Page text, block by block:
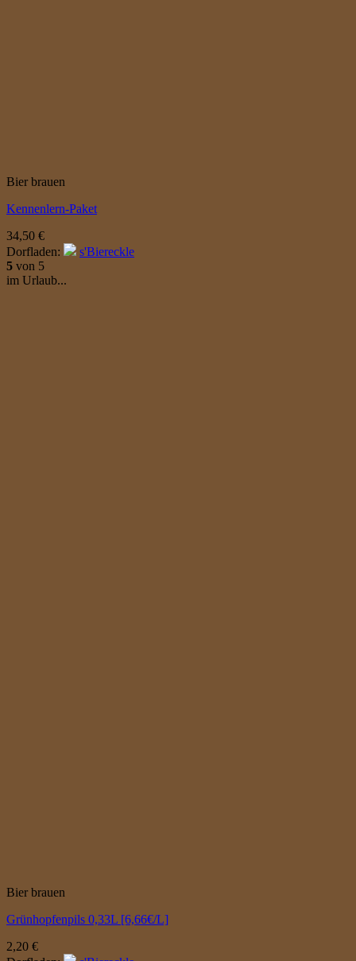
Bier brauen
Kennenlern-Paket
34,50 €
Dorfladen:
s'Biereckle
5 von 5
im Urlaub...
Bier brauen
Grünhopfenpils 0,33L [6,66€/L]
2,20 €